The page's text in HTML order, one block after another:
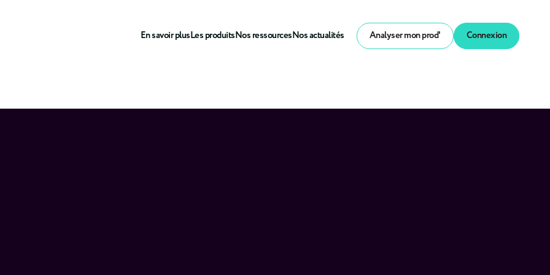
En savoir plusLes produitsNos ressourcesNos actualités Analyser mon prod' Connexion